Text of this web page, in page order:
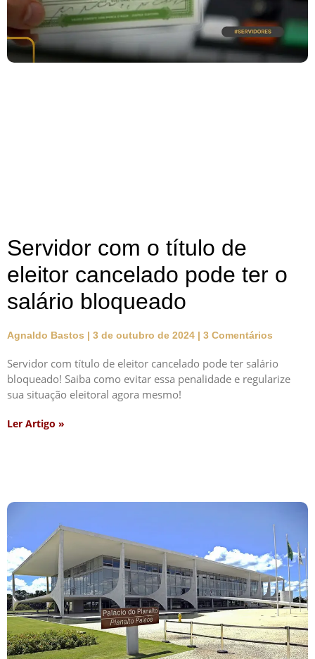
Servidor com o título de
eleitor cancelado pode ter o
salário bloqueado
Agnaldo Bastos 3 de outubro de 2024 3 Comentários
Servidor com título de eleitor cancelado pode ter salário
bloqueado! Saiba como evitar essa penalidade e regularize
sua situação eleitoral agora mesmo!
Ler Artigo »